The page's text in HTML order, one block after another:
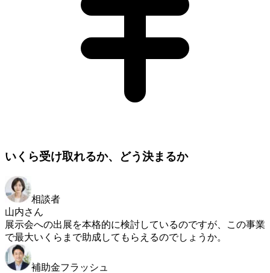
いくら受け取れるか、どう決まるか
相談者
山内さん
展示会への出展を本格的に検討しているのですが、この事業
で最大いくらまで助成してもらえるのでしょうか。
補助金フラッシュ